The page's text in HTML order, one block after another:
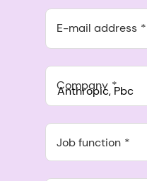
E-mail address
Company
548 Market St Pmb
Job function